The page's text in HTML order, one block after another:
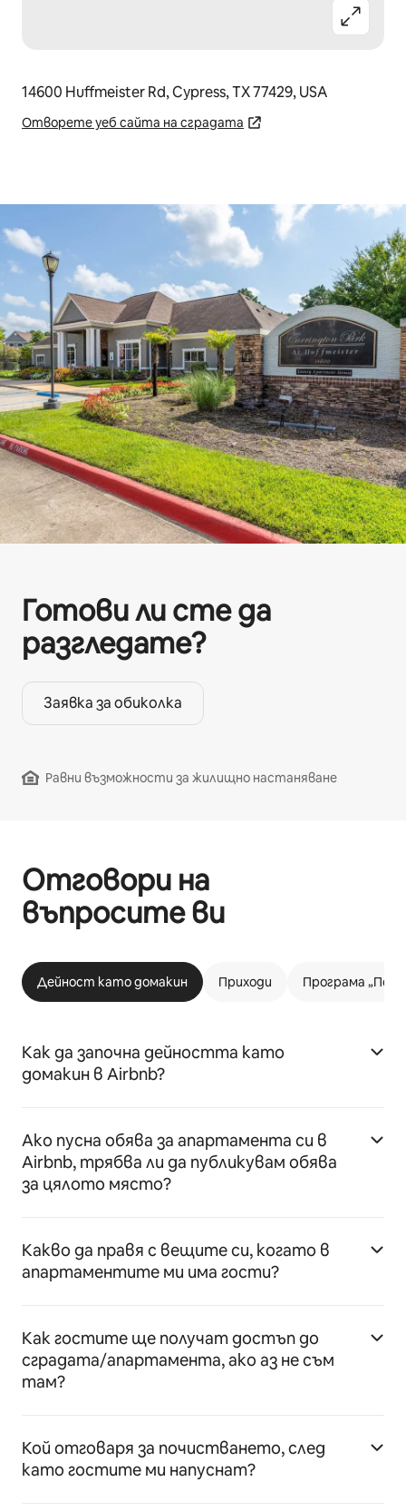
14600 Huffmeister Rd, Cypress, TX 77429, USA
Отворете уеб сайта на сградата
Готови ли сте да
разгледате?
Заявка за обиколка
Равни възможности за жилищно настаняване
Отговори на
въпросите ви
Дейност като домакин Приходи Програма
Как да започна дейността като
домакин в Airbnb?
Ако пусна обява за апартамента си в
Airbnb, трябва ли да публикувам обява
за цялото място?
Какво да правя с вещите си, когато в
апартаментите ми има гости?
Как гостите ще получат достъп до
сградата/апартамента, ако аз не съм
там?
Кой отговаря за почистването, след
като гостите ми напуснат?